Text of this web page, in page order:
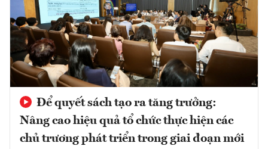
Để quyết sách tạo ra tăng trưởng:
Nâng cao hiệu quả tổ chức thực hiện các
chủ trương phát triển trong giai đoạn mới